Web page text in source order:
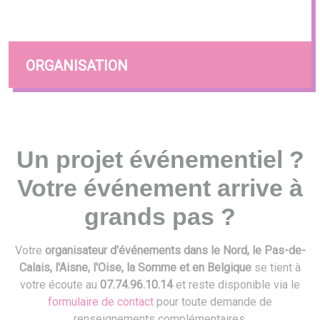
ORGANISATION
Un projet événementiel ?
Votre événement arrive à
grands pas ?
Votre organisateur d'événements dans le Nord, le Pas-de-
Calais, l'Aisne, l'Oise, la Somme et en Belgique se tient à
votre écoute au 07.74.96.10.14et reste disponible via le
formulaire de contact pour toute demande de